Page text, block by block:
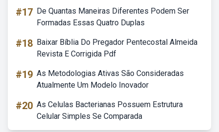
#17 De Quantas Maneiras Diferentes Podem Ser
Formadas Essas Quatro Duplas
#18 Baixar Bíblia Do Pregador Pentecostal Almeida
Revista E Corrigida Pdf
#19 As Metodologias Ativas São Consideradas
Atualmente Um Modelo Inovador
#20 As Celulas Bacterianas Possuem Estrutura
Celular Simples Se Comparada